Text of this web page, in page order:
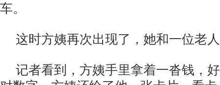
车。
这时方姨再次出现了，她和一位老
记者看到，方姨手里拿着一沓钱，